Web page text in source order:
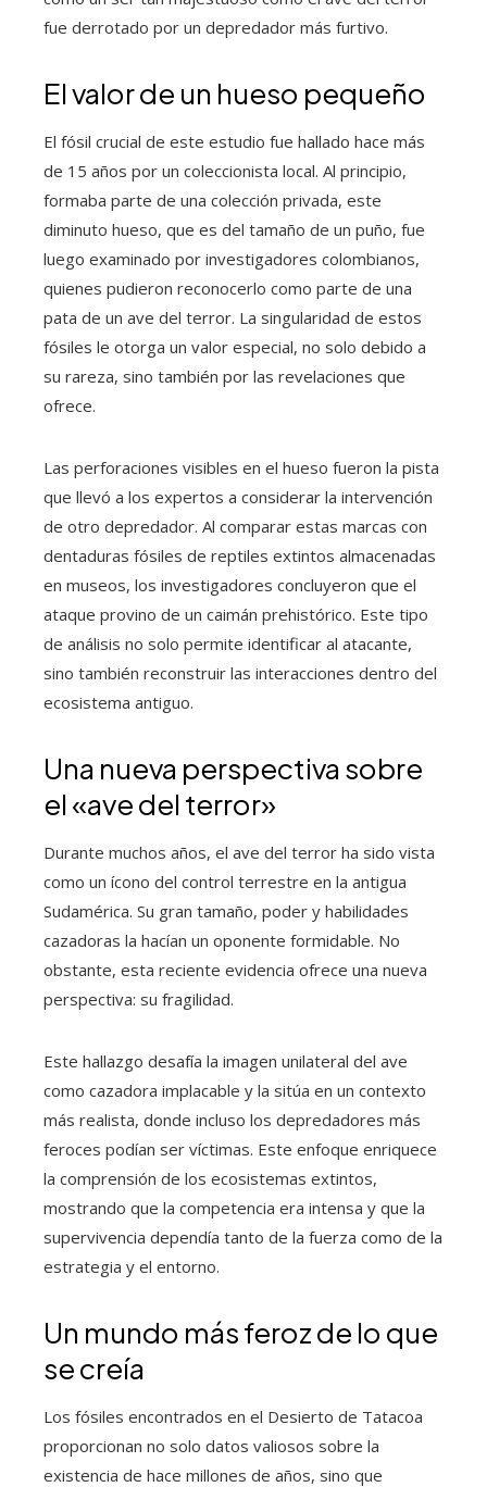
fue derrotado por un depredador más furtivo.
El valor de un hueso pequeño
El fósil crucial de este estudio fue hallado hace más
de 15 años por un coleccionista local. Al principio,
formaba parte de una colección privada, este
diminuto hueso, que es del tamaño de un puño, fue
luego examinado por investigadores colombianos,
quienes pudieron reconocerlo como parte de una
pata de un ave del terror. La singularidad de estos
fósiles le otorga un valor especial, no solo debido a
su rareza, sino también por las revelaciones que
ofrece.
Las perforaciones visibles en el hueso fueron la pista
que llevó a los expertos a considerar la intervención
de otro depredador. Al comparar estas marcas con
dentaduras fósiles de reptiles extintos almacenadas
en museos, los investigadores concluyeron que el
ataque provino de un caimán prehistórico. Este tipo
de análisis no solo permite identificar al atacante,
sino también reconstruir las interacciones dentro del
ecosistema antiguo.
Una nueva perspectiva sobre
el «ave del terror»
Durante muchos años, el ave del terror ha sido vista
como un ícono del control terrestre en la antigua
Sudamérica. Su gran tamaño, poder y habilidades
cazadoras la hacían un oponente formidable. No
obstante, esta reciente evidencia ofrece una nueva
perspectiva: su fragilidad.
Este hallazgo desafía la imagen unilateral del ave
como cazadora implacable y la sitúa en un contexto
más realista, donde incluso los depredadores más
feroces podían ser víctimas. Este enfoque enriquece
la comprensión de los ecosistemas extintos,
mostrando que la competencia era intensa y que la
supervivencia dependía tanto de la fuerza como de la
estrategia y el entorno.
Un mundo más feroz de lo que
se creía
Los fósiles encontrados en el Desierto de Tatacoa
proporcionan no solo datos valiosos sobre la
existencia de hace millones de años, sino que